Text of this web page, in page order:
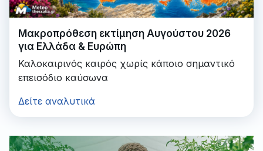
Μακροπρόθεση εκτίμηση Αυγούστου 2026
για Ελλάδα & Ευρώπη
Καλοκαιρινός καιρός χωρίς κάποιο σημαντικό
επεισόδιο καύσωνα
Δείτε αναλυτικά